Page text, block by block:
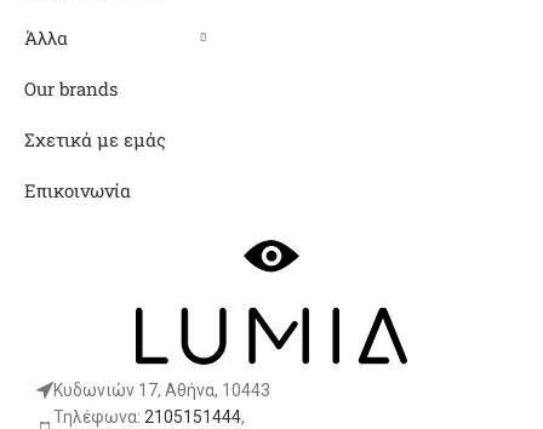
Άλλα
Our brands
Σχετικά με εμάς
Επικοινωνία
Κυδωνιών 17, Αθήνα, 10443
Τηλέφωνα: 2105151444,